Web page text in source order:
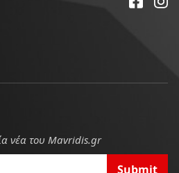
νέα του Mavridis.gr
Submit